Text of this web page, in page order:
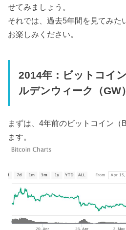
せてみましょう。
それでは、過去5年間を見てみた
お楽しみください。
2014年：ビットコイ
ルデンウィーク（GW
まずは、4年前のビットコイン（
ます。